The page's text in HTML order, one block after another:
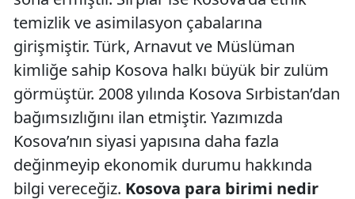
temizlik ve asimilasyon çabalarına
girişmiştir. Türk, Arnavut ve Müslüman
kimliğe sahip Kosova halkı büyük bir zulüm
görmüştür. 2008 yılında Kosova Sırbistan’dan
bağımsızlığını ilan etmiştir. Yazımızda
Kosova’nın siyasi yapısına daha fazla
değinmeyip ekonomik durumu hakkında
bilgi vereceğiz. Kosova para birimi nedir